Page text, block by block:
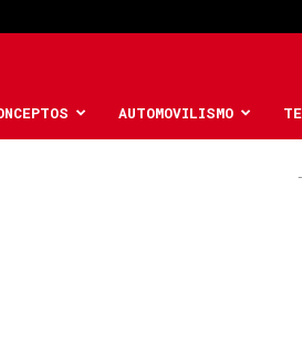
AUTOMOVILISMO